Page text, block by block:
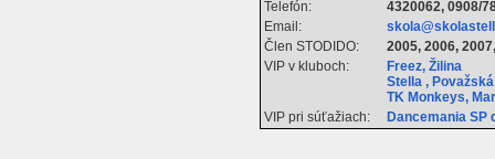
Telefón:
4320062, 0908/
Email:
Člen STODIDO:
2005, 2006,
VIP v kluboch:
Freez, Žilina
Stella ,
TK Monkeys,
VIP pri súťažiach:
Dancemania SP